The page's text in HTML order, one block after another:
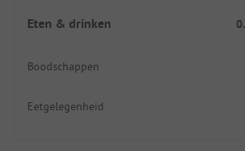
Eten & drinken
Boodschappen
Eetgelegenheid